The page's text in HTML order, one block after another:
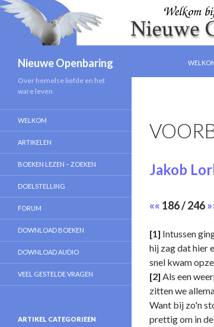
Nieuwe Openbaring
Jakob
«« 186 / 246
[1] Intussen
hij zag dat hier
snel kwam
[2] Als een
zitten we
Want bij zo'n
prettig om in
Over hemelse liefde en het
ware leven
WELKOM
ARTIKELEN
BOEKEN LEZEN – ZOEKEN
DOELSTELLING
FORUM
DOWNLOAD BOEKEN
DOWNLOAD AUDIO
VEEL GESTELDE VRAGEN
ARTIKEL CATEGORIEEN